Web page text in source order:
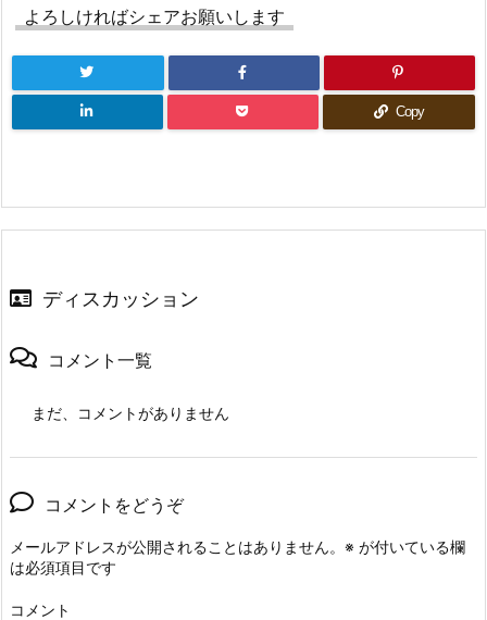
よろしければシェアお願いします
Copy
ディスカッション
コメント一覧
まだ、コメントがありません
コメントをどうぞ
メールアドレスが公開されることはありません。 ※ が付いている欄
は必須項目です
コメント